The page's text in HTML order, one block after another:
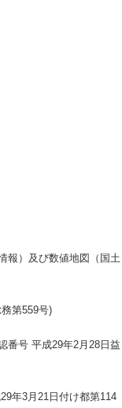
報）及び数値地図（国土
第559号)
番号 平成29年2月28日益
年3月21日付け都第114